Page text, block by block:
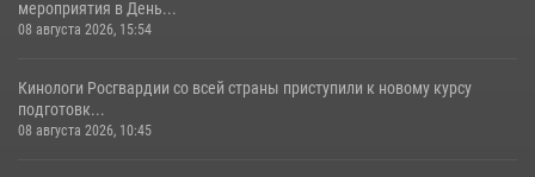
мероприятия в День...
08 августа 2026, 15:54
Кинологи Росгвардии со всей страны приступили к новому курсу
подготовк...
08 августа 2026, 10:45